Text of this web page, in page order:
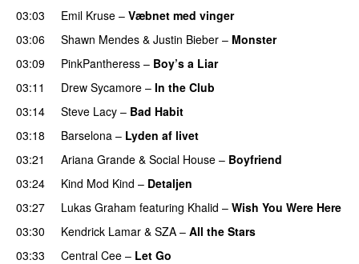
03:03
Emil Kruse – Væbnet med vinger
03:06 Shawn Mendes & Justin Bieber – Monster
03:09
PinkPantheress – Boy’s a Liar
03:11
Drew Sycamore – In the Club
03:14
Steve Lacy – Bad Habit
03:18
Barselona – Lyden af livet
03:21
Ariana Grande & Social House – Boyfriend
03:24
Kind Mod Kind – Detaljen
03:27
Lukas Graham featuring Khalid – Wish You Were Here
03:30
Kendrick Lamar & SZA – All the Stars
03:33
Central Cee – Let Go